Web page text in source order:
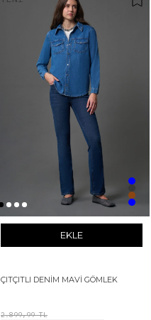
EKLE
ÇITÇITLI DENIM MAVI GÖMLEK
2.899,99 TL